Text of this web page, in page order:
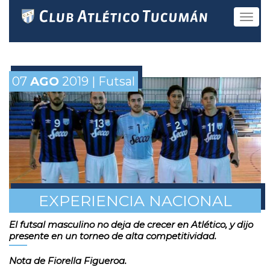
Toggle
07 AGO 2019 | Futsal
EXPERIENCIA NACIONAL
El futsal masculino no deja de crecer en Atlético, y dijo
presente en un torneo de alta competitividad.
Nota de Fiorella Figueroa.